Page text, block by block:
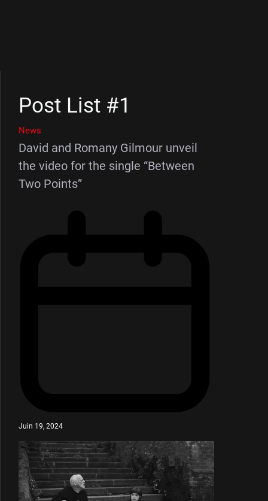
Post List #1
News
David and Romany Gilmour unveil
the video for the single “Between
Two Points”
Juin 19, 2024